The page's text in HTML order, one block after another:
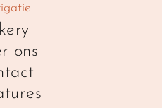
ons